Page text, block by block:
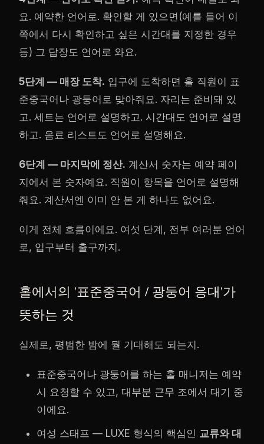
요. 예약한 언어로. 확인할 게 있으면(예를 들어 이
쪽에서 다시 확인하고 싶은 시간대를 지정한 경우
등) 그 답장도 언어로 와요.
5단계 — 매장 도착. 입구에 도착하면 홀 직원이 표
준중국어나 광둥어로 맞아줘요. 자리는 준비돼 있
고. 세트는 언어로 설명하고. 시간대도 언어로 설명
하고. 음료 리스트도 언어로 설명해요.
6단계 — 마지막에 정산. 계산서 숫자는 예약 페이
지에서 본 숫자예요. 직원이 항목을 언어로 설명해
줘요. 계산서엔 이미 안 본 게 하나도 없어요.
이게 전체 흐름이에요. 여섯 단계, 전부 여러분 언어
로, 입구부터 출구까지.
홀에서의 '표준중국어 / 광둥어 응대'가
뜻하는 것
실제로, 평범한 밤에 뭘 기대해도 되는지.
표준중국어나 광둥어를 하는 홀 매니저는 예약
시 요청할 수 있고, 대부분 근무 조에서 대기 중
이에요.
여성 스태프 — LUXE 형식의 핵심인 교류와 대